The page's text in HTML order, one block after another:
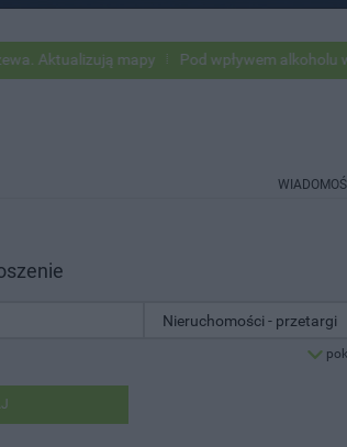
mapy Pod wpływem alkoholu